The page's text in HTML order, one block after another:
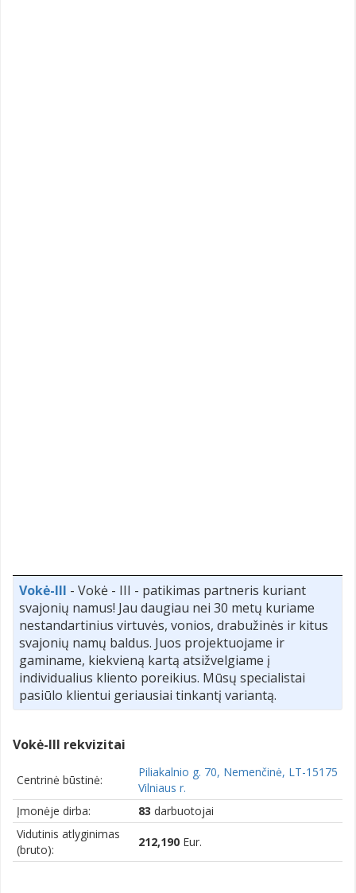
Vokė-III - Vokė - III - patikimas partneris kuriant
svajonių namus! Jau daugiau nei 30 metų kuriame
nestandartinius virtuvės, vonios, drabužinės ir kitus
svajonių namų baldus. Juos projektuojame ir
gaminame, kiekvieną kartą atsižvelgiame į
individualius kliento poreikius. Mūsų specialistai
pasiūlo klientui geriausiai tinkantį variantą.
Vokė-III rekvizitai
Centrinė būstinė:
Piliakalnio g. 70, Nemenčinė, LT-15175
Vilniaus r.
Įmonėje dirba:
83 darbuotojai
Vidutinis atlyginimas
(bruto):
212,190 Eur.